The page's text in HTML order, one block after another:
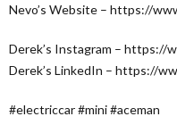
Nevo’s Website – https://
Derek’s Instagram – https://
Derek’s LinkedIn – https://
#electriccar #mini #aceman